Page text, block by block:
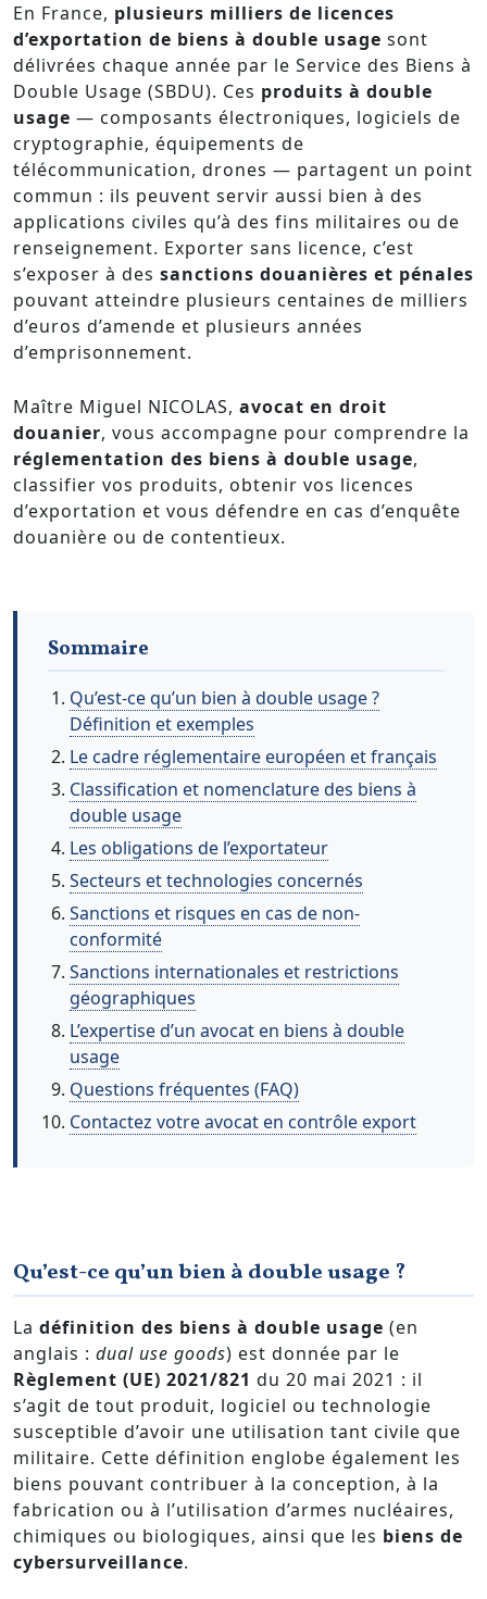
En France, plusieurs milliers de licences
d’exportation de biens à double usage sont
délivrées chaque année par le Service des Biens à
Double Usage (SBDU). Ces produits à double
usage — composants électroniques, logiciels de
cryptographie, équipements de
télécommunication, drones — partagent un point
commun : ils peuvent servir aussi bien à des
applications civiles qu’à des fins militaires ou de
renseignement. Exporter sans licence, c’est
s’exposer à des sanctions douanières et pénales
pouvant atteindre plusieurs centaines de milliers
d’euros d’amende et plusieurs années
d’emprisonnement.
Maître Miguel NICOLAS, avocat en droit
douanier, vous accompagne pour comprendre la
réglementation des biens à double usage,
classifier vos produits, obtenir vos licences
d’exportation et vous défendre en cas d’enquête
douanière ou de contentieux.
Sommaire
Qu’est-ce qu’un bien à double usage ?
Définition et exemples
Le cadre réglementaire européen et français
Classification et nomenclature des biens à
double usage
Les obligations de l’exportateur
Secteurs et technologies concernés
Sanctions et risques en cas de non-
conformité
Sanctions internationales et restrictions
géographiques
L’expertise d’un avocat en biens à double
usage
Questions fréquentes (FAQ)
Contactez votre avocat en contrôle export
Qu’est-ce qu’un bien à double usage ?
La définition des biens à double usage (en
anglais : dual use goods) est donnée par le
Règlement (UE) 2021/821 du 20 mai 2021 : il
s’agit de tout produit, logiciel ou technologie
susceptible d’avoir une utilisation tant civile que
militaire. Cette définition englobe également les
biens pouvant contribuer à la conception, à la
fabrication ou à l’utilisation d’armes nucléaires,
chimiques ou biologiques, ainsi que les biens de
cybersurveillance.